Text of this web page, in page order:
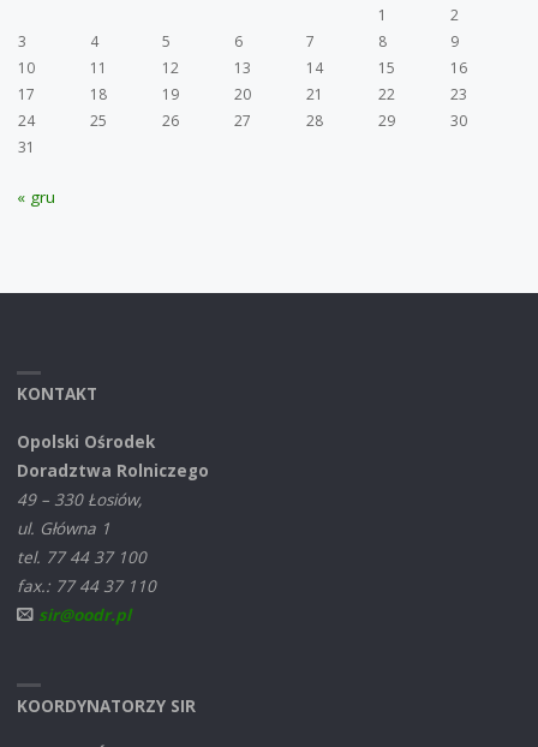
1
2
3
4 5 6 7 8
9
10
11 12 13 14 15
16
17
18 19 20 21 22
23
24
25 26 27 28 29
30
31
« gru
KONTAKT
Opolski Ośrodek
Doradztwa Rolniczego
49 – 330 Łosiów,
ul. Główna 1
tel. 77 44 37 100
fax.: 77 44 37 110
sir@oodr.pl
KOORDYNATORZY SIR